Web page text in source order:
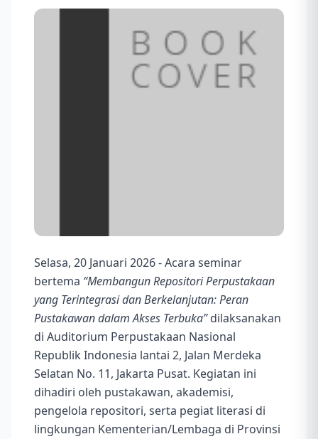
Selasa, 20 Januari 2026 - Acara seminar
bertema “Membangun Repositori Perpustakaan
yang Terintegrasi dan Berkelanjutan: Peran
Pustakawan dalam Akses Terbuka”dilaksanakan
di Auditorium Perpustakaan Nasional
Republik Indonesia lantai 2, Jalan Merdeka
Selatan No. 11, Jakarta Pusat. Kegiatan ini
dihadiri oleh pustakawan, akademisi,
pengelola repositori, serta pegiat literasi di
lingkungan Kementerian/Lembaga di Provinsi